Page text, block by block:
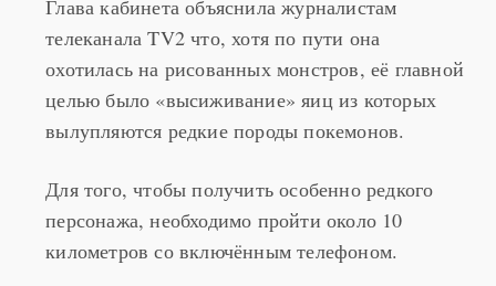
Глава кабинета объяснила журналистам
телеканала TV2 что, хотя по пути она
охотилась на рисованных монстров, её главной
целью было «высиживание» яиц из которых
вылупляются редкие породы покемонов.
Для того, чтобы получить особенно редкого
персонажа, необходимо пройти около 10
километров со включённым телефоном.